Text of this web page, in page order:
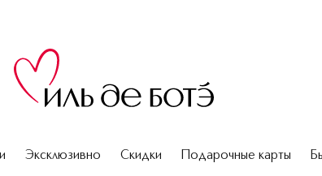
Эксклюзивно Скидки Подарочные карты